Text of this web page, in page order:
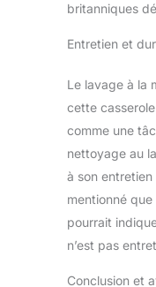
britanniques
Entretien et
Le lavage à la
cette
comme une
nettoyage au
à son
mentionné
pourrait
n’est pas
Conclusion et